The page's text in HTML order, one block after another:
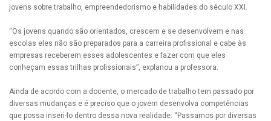
jovens sobre trabalho, empreendedorismo e habilidades do século XXI.
“Os jovens quando são orientados, crescem e se desenvolvem e nas
escolas eles não são preparados para a carreira profissional e cabe às
empresas receberem esses adolescentes e fazer com que eles
conheçam essas trilhas profissionais”, explanou a professora.
Ainda de acordo com a docente, o mercado de trabalho tem passado por
diversas mudanças e é preciso que o jovem desenvolva competências
que possa inseri-lo dentro dessa nova realidade. “Passamos por diversas